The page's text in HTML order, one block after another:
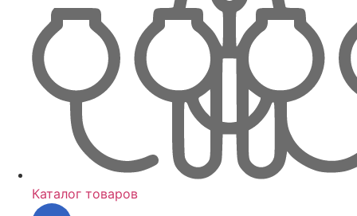
Каталог товаров